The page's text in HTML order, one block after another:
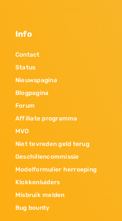
Info
Contact
Status
Nieuwspagina
Blogpagina
Forum
Affiliate programma
MVO
Niet tevreden geld terug
Geschillencommissie
Modelformulier herroeping
Klokkenluiders
Misbruik melden
Bug bounty